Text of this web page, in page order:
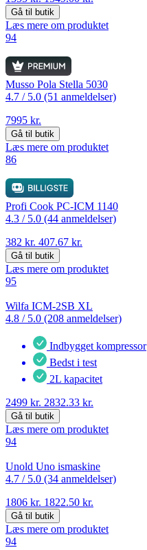
Gå til butik
Læs mere om produktet
94
Musso Pola Stella 5030
4.7 /5.0 (51 anmeldelser)
7995 kr.
Gå til butik
Læs mere om produktet
86
Profi Cook PC-ICM 1140
4.3 /5.0 (44 anmeldelser)
382 kr. 407.67 kr.
Gå til butik
Læs mere om produktet
95
Wilfa ICM-2SB XL
4.8 /5.0 (208 anmeldelser)
Indbygget kompressor
Bedst i test
2L kapacitet
2499 kr. 2832.33 kr.
Gå til butik
Læs mere om produktet
94
Unold Uno ismaskine
4.7 /5.0 (34 anmeldelser)
1806 kr. 1822.50 kr.
Gå til butik
Læs mere om produktet
94